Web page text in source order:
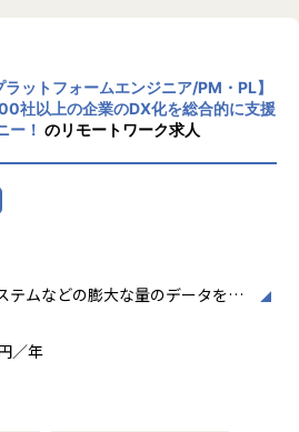
ため、私たちは「プロフェッショ
の大衆化」をミッションとして
す。高い専門性を持った技術
から得られた多様性のある高度
イクオリティ＆ローコストで提
、企業の競争優位確保に貢献す
ちは使命としております。
る会社」を目指しています。理
す。そして、社員全員が燃え続
に対する長期的な貢献を果たす
ットフォームエンジニア/PM・PL】
社以上の企業のDX化を総合的に支援
ー！ のリモートワーク求人
ムなどの膨大な量のデータを蓄
プラットフォームの導入から実
たデータプラットフォームの企
／年